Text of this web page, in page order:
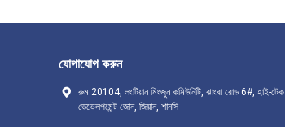
যোগাযোগ করুন
রুম 20104, লংটিয়ান মিংজুন কমিউনিটি, ঝাংবা রোড 6#, হাই-টেক
ডেভেলপমেন্ট জোন, জিয়ান, শানসি